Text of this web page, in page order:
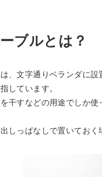
ブルとは？
、文字通りベランダに
しています。
干すなどの用途でしか
しっぱなしで置いてお